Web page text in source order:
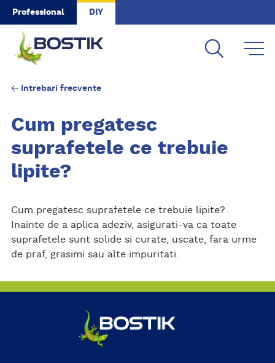
Skip to main content
Professional DIY
Intrebari frecvente
Cum pregatesc
suprafetele ce trebuie
lipite?
Cum pregatesc suprafetele ce trebuie lipite?
Inainte de a aplica adeziv, asigurati-va ca toate
suprafetele sunt solide si curate, uscate, fara urme
de praf, grasimi sau alte impuritati.